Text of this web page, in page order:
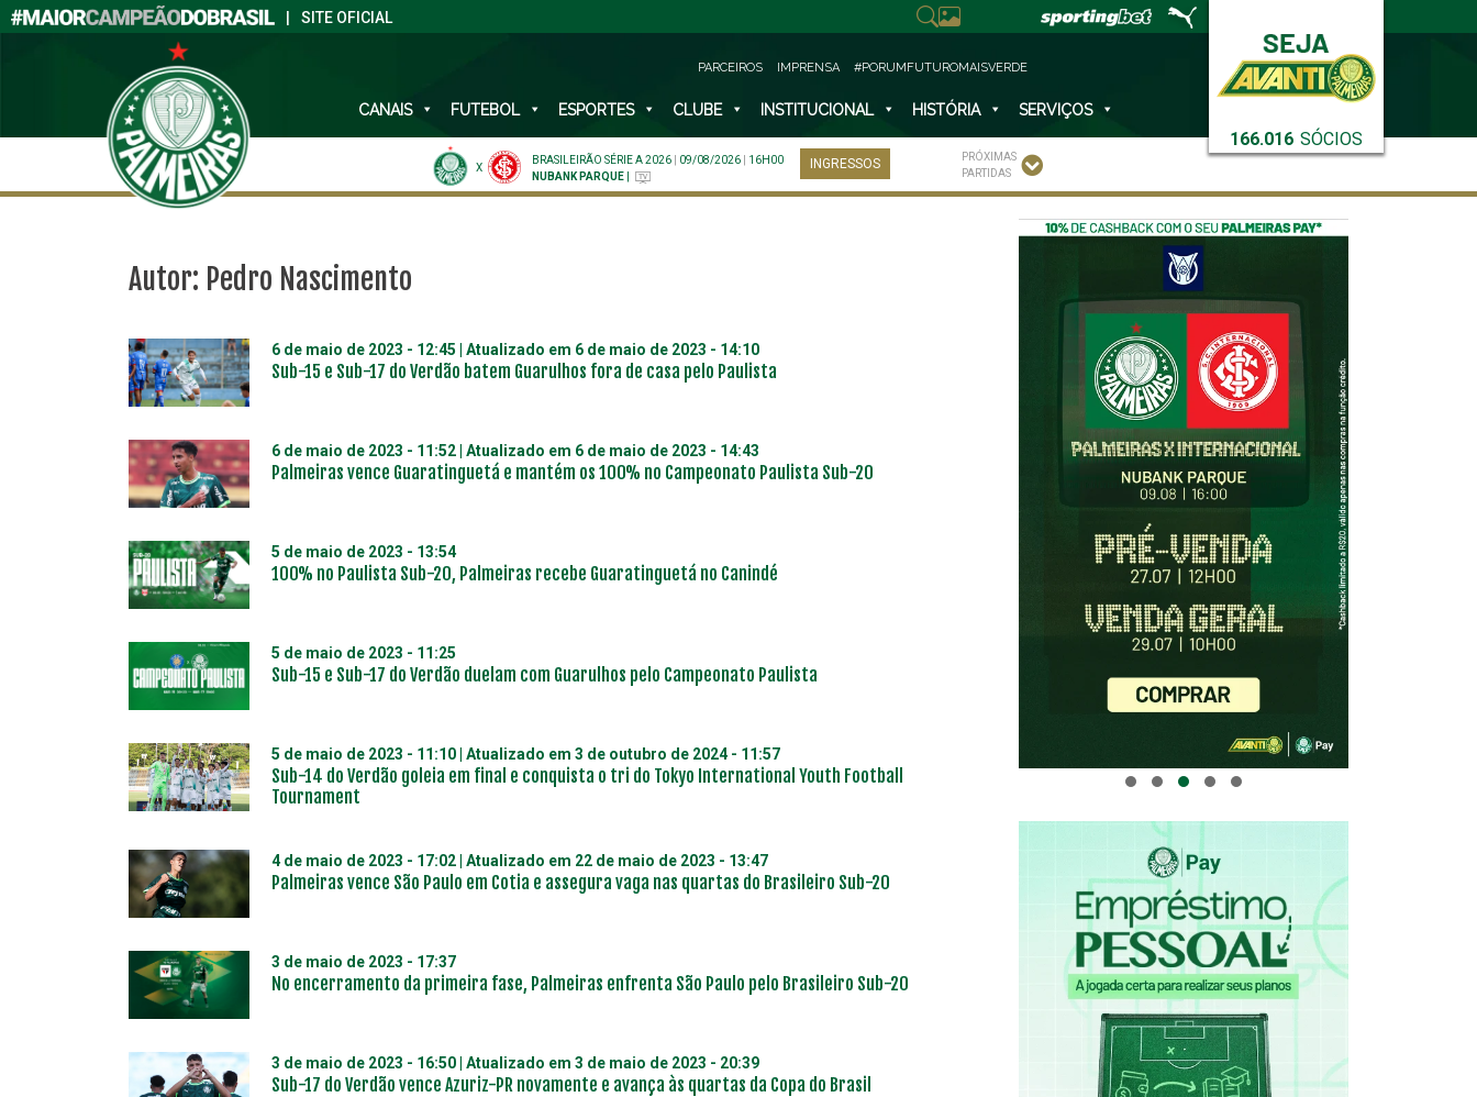
SITE OFICIAL
166.016 SÓCIOS
PARCEIROS IMPRENSA #PORUMFUTUROMAISVERDE
CANAIS FUTEBOL ESPORTES CLUBE INSTITUCIONAL HISTÓRIA SERVIÇOS
X
BRASILEIRÃO SÉRIE A 2026 09/08/2026
16H00
NUBANK PARQUE
INGRESSOS
PRÓXIMAS
PARTIDAS
Autor: Pedro Nascimento
6 de maio de 2023 - 12:45 | Atualizado em 6 de maio de 2023 - 14:10
Sub-15 e Sub-17 do Verdão batem Guarulhos fora de casa pelo Paulista
6 de maio de 2023 - 11:52 | Atualizado em 6 de maio de 2023 - 14:43
Palmeiras vence Guaratinguetá e mantém os 100% no Campeonato Paulista Sub-20
5 de maio de 2023 - 13:54
100% no Paulista Sub-20, Palmeiras recebe Guaratinguetá no Canindé
5 de maio de 2023 - 11:25
Sub-15 e Sub-17 do Verdão duelam com Guarulhos pelo Campeonato Paulista
5 de maio de 2023 - 11:10 | Atualizado em 3 de outubro de 2024 - 11:57
Sub-14 do Verdão goleia em final e conquista o tri do Tokyo International Youth Football
Tournament
4 de maio de 2023 - 17:02 | Atualizado em 22 de maio de 2023 - 13:47
Palmeiras vence São Paulo em Cotia e assegura vaga nas quartas do Brasileiro Sub-20
3 de maio de 2023 - 17:37
No encerramento da primeira fase, Palmeiras enfrenta São Paulo pelo Brasileiro Sub-20
3 de maio de 2023 - 16:50| Atualizado em 3 de maio de 2023 - 20:39
Sub-17 do Verdão vence Azuriz-PR novamente e avança às quartas da Copa do Brasil